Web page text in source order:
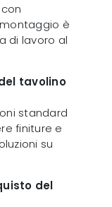
è
di lavoro al
tavolino
standard
finiture e
su
del